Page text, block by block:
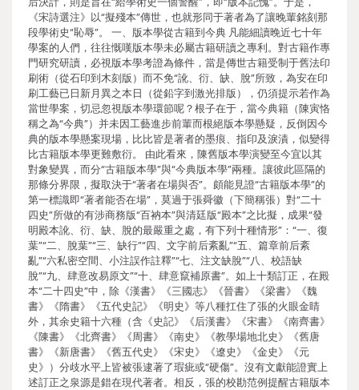
《宋詩選注》以“擬殘本”傳世，也就形同于著者為了讓晚輩銘刻那
段學術史“恥辱”。 一、版本學從古籍到今典 凡能細讀晚近七十年
學案的人們，往往慨嘆版本學未必屬古籍研讀之專利。對古籍作專
門研究研讀，必視版本學考證為條件，當是傳世古籍受制于舊法印
刷術（從石印到木刻版）而不免“訛、衍、缺、脫”所致，為安在印
刷工藝已日新月異之本日（從鉛字到激光排版），仍須提示若作為
當世學案，切忌忽視版本學環節呢？根子在于，當今典籍（陳寅恪
稱之為“今典”）并未因工藝進步前輩而根絕版本學懸疑，反倒因今
典的版本學懸案現場，比比皆是著者的墨痕、指印及淚漬，似變得
比古籍版本學更難敷衍。 由此看來，陳舊版本學演變至今宜以其
對象變異，而分“古籍版本學”與“今典版本學”兩種。讓彼此區隔的
那條分界限，擬取決于“著者在場與否”。頗能見證“古籍版本學”的
第一標識即“著者能否在場”，莫過于張舜徽（下簡稱張）對“二十
四史”所做的有涉商務版“百衲本”與清廷版“殿本”之比擬，成果“發
明殿本訛、衍、缺、脫的最嚴重之處，有下列十種情形”：“一、復
葉”“二、脫葉”“三、缺行”“四、文字前后紊亂”“五、篇章前后紊
亂”“六私密空間、小注誤作註釋”“七、注文缺脫”“八、校語缺
脫”“九、肆意改易原文”“十、肆意竄補原書”。如上十類訂正，在殿
本“二十四史”中，除《漢書》《三國志》《晉書》《梁書》《魏
書》《隋書》《五代史記》《明史》等八種扛住了張的火眼金睛
外，其余史籍十六種（含《史記》《后漢書》《宋書》《南齊書》
《陳書》《北齊書》《周書》《南史》《教學場地北史》《舊唐
書》《新唐書》《舊五代史》《宋史》《遼史》《金史》《元
史》）分歧水平上皆被張逮著了瑕疵或“硬傷”。沒有文獻能證實上
述訂正之泉源是錯在現代著者。相反，張的校勘范例提醒古籍版本